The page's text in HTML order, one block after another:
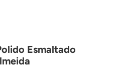
Esmaltado